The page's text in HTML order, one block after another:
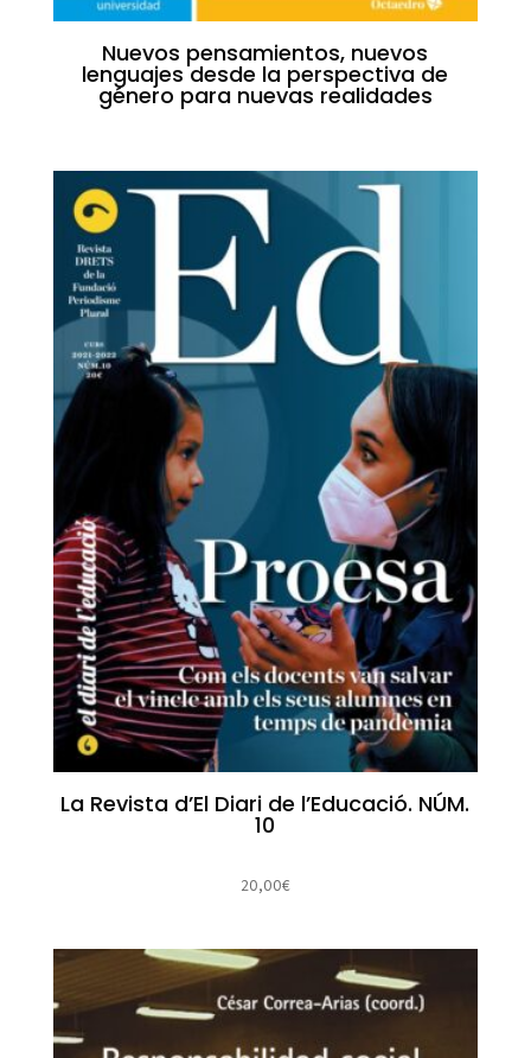
Nuevos pensamientos, nuevos
lenguajes desde la perspectiva de
género para nuevas realidades
La Revista d’El Diari de l’Educació. NÚM.
10
20,00€